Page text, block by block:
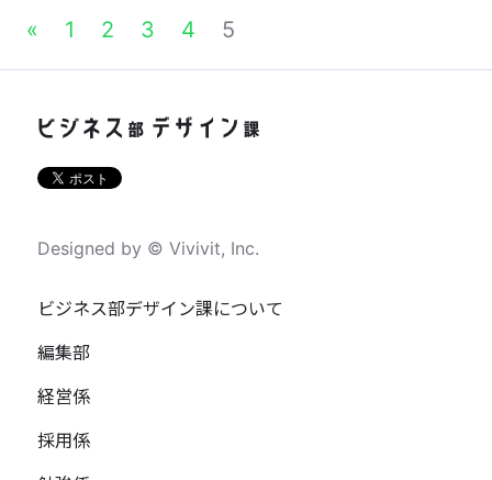
« 1 2 3 4 5
Designed by © Vivivit, Inc.
ビジネス部デザイン課について
編集部
経営係
採用係